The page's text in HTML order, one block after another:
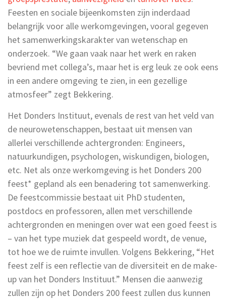
Feesten en sociale bijeenkomsten zijn inderdaad
belangrijk voor alle werkomgevingen, vooral gegeven
het samenwerkingskarakter van wetenschap en
onderzoek. “We gaan vaak naar het werk en raken
bevriend met collega’s, maar het is erg leuk ze ook eens
in een andere omgeving te zien, in een gezellige
atmosfeer” zegt Bekkering.
Het Donders Instituut, evenals de rest van het veld van
de neurowetenschappen, bestaat uit mensen van
allerlei verschillende achtergronden: Engineers,
natuurkundigen, psychologen, wiskundigen, biologen,
etc. Net als onze werkomgeving is het Donders 200
feest* gepland als een benadering tot samenwerking.
De feestcommissie bestaat uit PhD studenten,
postdocs en professoren, allen met verschillende
achtergronden en meningen over wat een goed feest is
– van het type muziek dat gespeeld wordt, de venue,
tot hoe we de ruimte invullen. Volgens Bekkering, “Het
feest zelf is een reflectie van de diversiteit en de make-
up van het Donders Instituut.” Mensen die aanwezig
zullen zijn op het Donders 200 feest zullen dus kunnen